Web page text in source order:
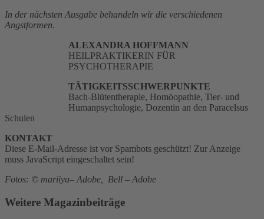
In der nächsten Ausgabe behandeln wir die verschiedenen
Angstformen.
ALEXANDRA HOFFMANN
HEILPRAKTIKERIN FÜR
PSYCHOTHERAPIE
TÄTIGKEITSSCHWERPUNKTE
Bach-Blütentherapie, Homöopathie, Tier- und
Humanpsychologie, Dozentin an den Paracelsus
Schulen
KONTAKT
Diese E-Mail-Adresse ist vor Spambots geschützt! Zur Anzeige
muss JavaScript eingeschaltet sein!
Fotos: © mariiya– Adobe, Bell – Adobe
Weitere Magazinbeiträge